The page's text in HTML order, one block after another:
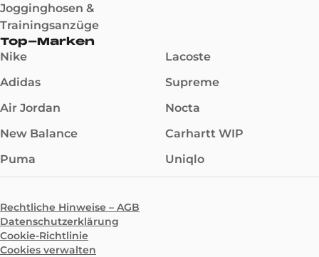
Jogginghosen &
Trainingsanzüge
Top-Marken
Nike
Adidas
Air Jordan
New Balance
Puma
Lacoste
Supreme
Nocta
Carhartt WIP
Uniqlo
Rechtliche Hinweise – AGB
Datenschutzerklärung
Cookie-Richtlinie
Cookies verwalten